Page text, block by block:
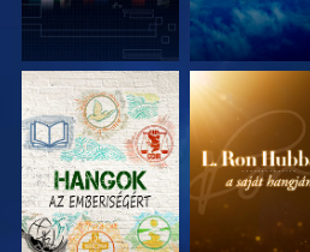
A SOROZAT
RÉSZEI
A SOROZAT
RÉSZEI